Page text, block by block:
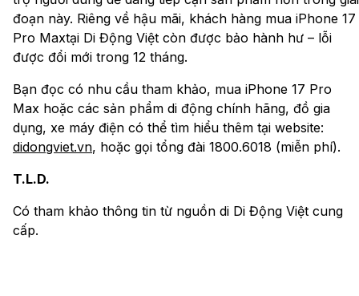
đoạn này. Riêng về hậu mãi, khách hàng mua iPhone 17
Pro Maxtại Di Động Việt còn được bảo hành hư – lỗi
được đổi mới trong 12 tháng.
Bạn đọc có nhu cầu tham khảo, mua iPhone 17 Pro
Max hoặc các sản phẩm di động chính hãng, đồ gia
dụng, xe máy điện có thể tìm hiểu thêm tại website:
didongviet.vn, hoặc gọi tổng đài 1800.6018 (miễn phí).
T.L.D.
Có tham khảo thông tin từ nguồn di Di Động Việt cung
cấp.